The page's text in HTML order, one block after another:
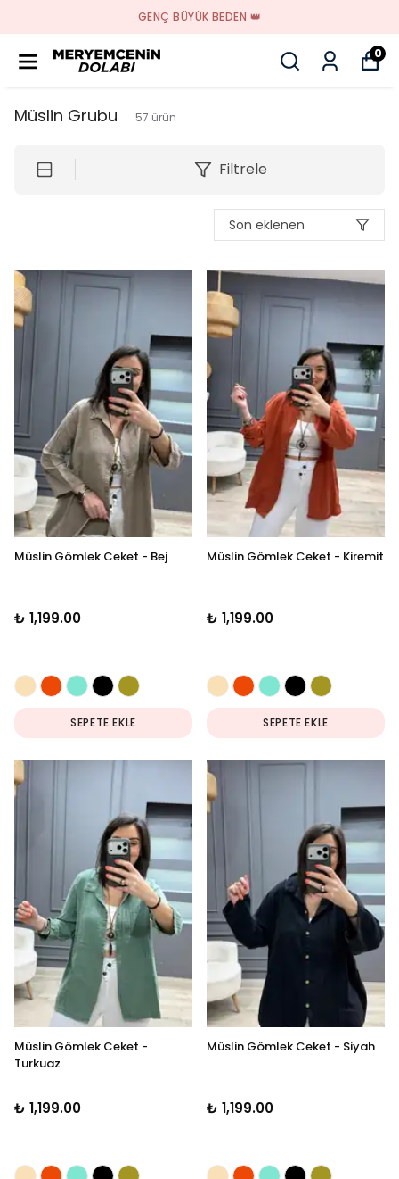
GENÇ BÜYÜK BEDEN 👑
0
Müslin Grubu 57 ürün
Filtrele
Son eklenen
Müslin Gömlek Ceket - Bej
₺ 1,199.00
SEPETE EKLE
Müslin Gömlek Ceket - Kiremit
₺ 1,199.00
SEPETE EKLE
Müslin Gömlek Ceket -
Turkuaz
₺ 1,199.00
Müslin Gömlek Ceket - Siyah
₺ 1,199.00